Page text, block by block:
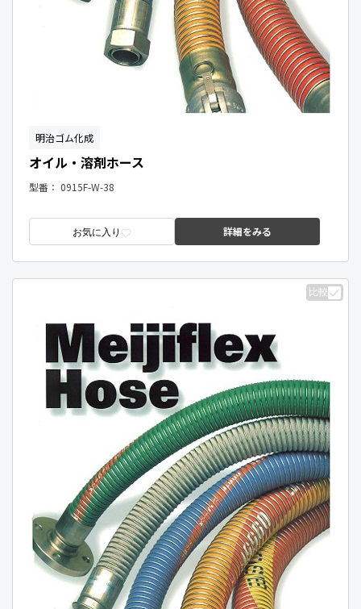
明治ゴム化成
オイル・溶剤ホース
型番： 0915F-W-38
お気に入り 詳細をみる
比較